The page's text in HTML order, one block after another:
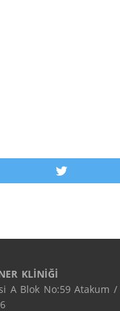
KLİNİĞİ
A Blok No:59 Atakum /